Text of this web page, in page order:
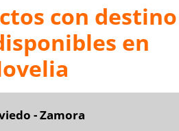
con destino
en
- Zamora